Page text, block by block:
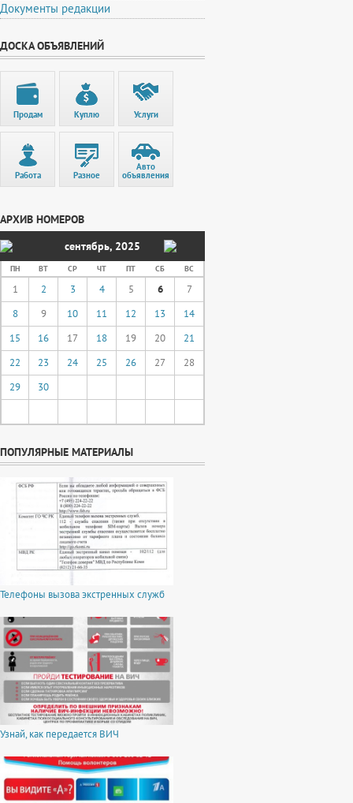
Документы редакции
ДОСКА ОБЪЯВЛЕНИЙ
Продам Куплю Услуги
Работа Разное
Авто
объявления
АРХИВ НОМЕРОВ
сентябрь, 2025
ПН ВТ СР ЧТ ПТ СБ ВС
1 2 3 4 5 6
7
8
9 10 11 12 13
14
15
16 17 18 19 20
21
22
23 24 25 26 27
28
29
30
ПОПУЛЯРНЫЕ МАТЕРИАЛЫ
Телефоны вызова экстренных служб
Узнай, как передается ВИЧ